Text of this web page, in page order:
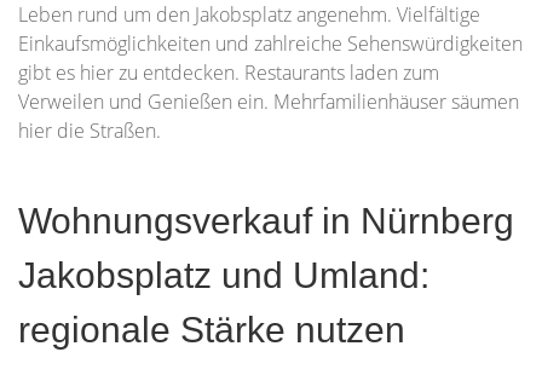
Leben rund um den Jakobsplatz angenehm. Vielfältige
Einkaufsmöglichkeiten und zahlreiche Sehenswürdigkeiten
gibt es hier zu entdecken. Restaurants laden zum
Verweilen und Genießen ein. Mehrfamilienhäuser säumen
hier die Straßen.
Wohnungsverkauf in Nürnberg
Jakobsplatz und Umland:
regionale Stärke nutzen